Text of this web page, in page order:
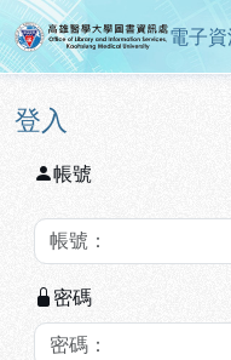
跳到主要內容
:::
高雄醫學大電子
:::
登入
帳號
密碼